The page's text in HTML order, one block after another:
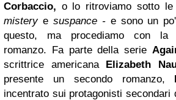
Corbaccio, o lo ritroviamo sotto
mistery e suspance - e sono un
questo, ma procediamo con la
romanzo. Fa parte della serie
scrittrice americana Elizabeth
presente un secondo romanzo,
incentrato sui protagonisti secondari